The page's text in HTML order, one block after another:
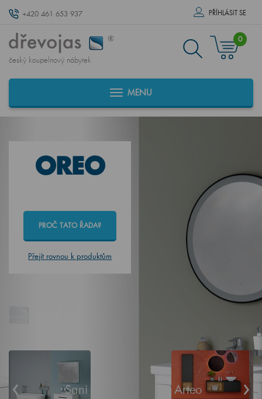
+420 461 653 937 PŘÍHLÁSIT SE
český koupelnový nábytek
0
MENU
OREO
PROČ TATO ŘADA?
Přejít rovnou k produktům
Sani
‹ Arteo ›